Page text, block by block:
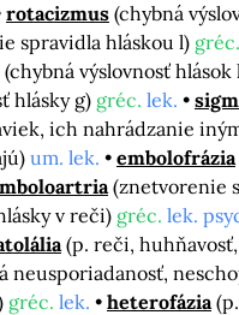
rotacizmus (chybná
spravidla hláskou l) gréc.
(chybná výslovnosť hlások
hlásky g) gréc. lek.
ich nahrádzanie
um. lek. embolofrázia
(znetvorenie
v reči) gréc. lek.
(p. reči,
neusporiadanosť,
gréc. lek. heterofázia